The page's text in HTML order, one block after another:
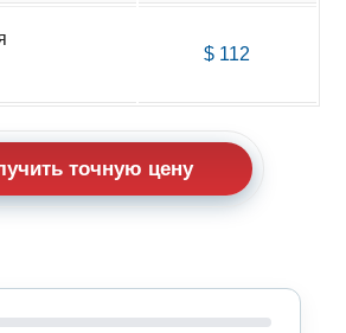
$ 112
точную цену